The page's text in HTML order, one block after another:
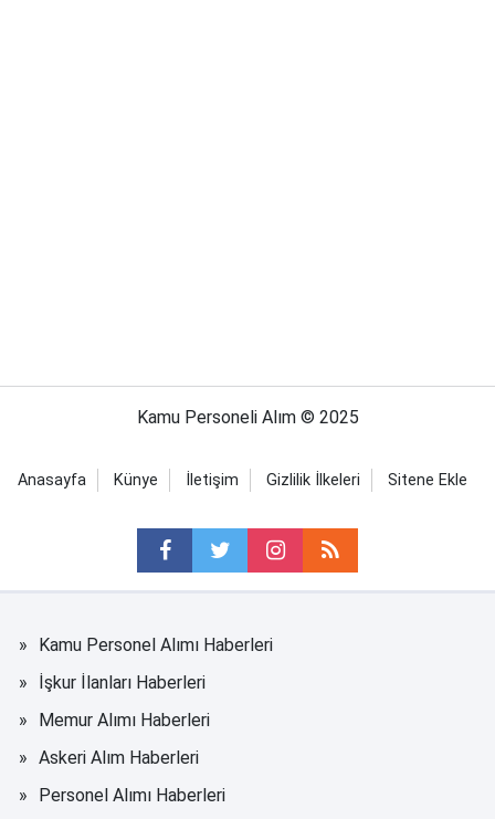
Kamu Personeli Alım © 2025
Anasayfa Künye İletişim Gizlilik İlkeleri Sitene Ekle
Kamu Personel Alımı Haberleri
İşkur İlanları Haberleri
Memur Alımı Haberleri
Askeri Alım Haberleri
Personel Alımı Haberleri